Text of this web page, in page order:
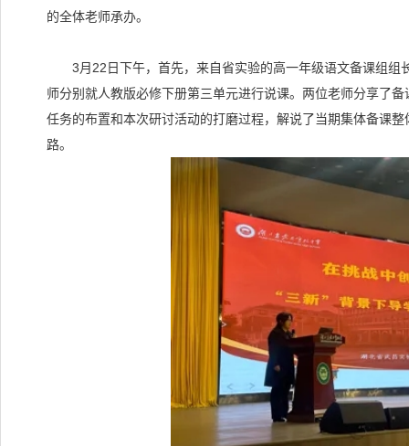
的全体老师承办。
3月22日下午，首先，来自省实验的高一年级语文备课组组
师分别就人教版必修下册第三单元进行说课。两位老师分享了
任务的布置和本次研讨活动的打磨过程，解说了当期集体备课
路。